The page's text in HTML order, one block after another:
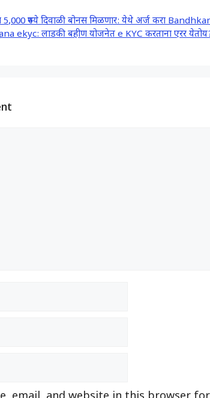
5,000 रुपये दिवाळी बोनस मिळणार: येथे अर्ज करा
ekyc: लाडकी बहीण योजनेत e KYC करताना एरर